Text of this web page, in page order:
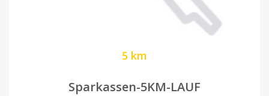
5 km
Sparkassen-5KM-LAUF